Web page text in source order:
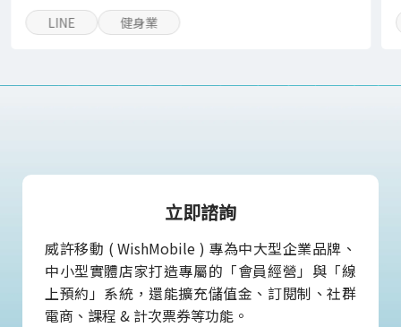
LINE 健身業
立即諮詢
威許移動 ( WishMobile ) 專為中大型企業品牌、
中小型實體店家打造專屬的「會員經營」與「線
上預約」系統，還能擴充儲值金、訂閱制、社群
電商、課程 & 計次票券等功能。